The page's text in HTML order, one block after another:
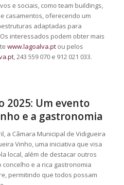
e sociais, como team buildings,
casamentos, oferecendo um
adaptadas para
interessados podem obter mais
www.lagoalva.ptou pelos
, 243 559 070 e 912 021 033.
2025: Um evento
e a gastronomia
a Câmara Municipal de Vidigueira
Vinho, uma iniciativa que visa
local, além de destacar outros
e a rica gastronomia
permitindo que todos possam